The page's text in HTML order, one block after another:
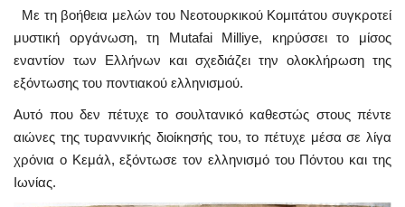
Με τη βοήθεια μελών του Νεοτουρκικού Κομιτάτου συγκροτεί
μυστική οργάνωση, τη Mutafai Milliye, κηρύσσει το μίσος
εναντίον των Ελλήνων και σχεδιάζει την ολοκλήρωση της
εξόντωσης του ποντιακού ελληνισμού.
Αυτό που δεν πέτυχε το σουλτανικό καθεστώς στους πέντε
αιώνες της τυραννικής διοίκησής του, το πέτυχε μέσα σε λίγα
χρόνια ο Κεμάλ, εξόντωσε τον ελληνισμό του Πόντου και της
Ιωνίας.